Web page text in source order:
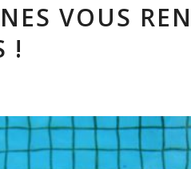
VOUS
!